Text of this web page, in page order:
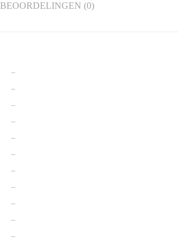
BEOORDELINGEN (0)
–
–
–
–
–
–
–
–
–
–
–